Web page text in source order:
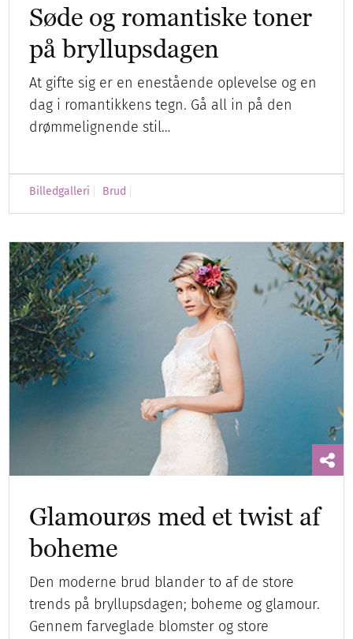
Søde og romantiske toner
på bryllupsdagen
At gifte sig er en enestående oplevelse og en
dag i romantikkens tegn. Gå all in på den
drømmelignende stil…
Billedgalleri Brud
Glamourøs med et twist af
boheme
Den moderne brud blander to af de store
trends på bryllupsdagen; boheme og glamour.
Gennem farveglade blomster og store